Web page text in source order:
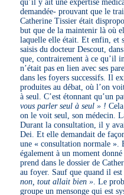
demandée- prouvant que le
Catherine Tissier était
but que de la maintenir là où
laquelle elle était. Et enfin, et
saisis du docteur Descout,
que, contrairement à ce qu’il
n’était pas en lien avec ses
dans les foyers successifs. Il
produites au débat, où l’on
à seul. C’est étonnant qu’un
vous parler seul à seul » !
on le voit seul, son médecin.
Durant la consultation, il y
Dei. Et elle demandait de
une « consultation normale ».
également à un moment
prend dans le dossier de
au foyer. Sauf que quand il
non, tout allait bien » . Le
groupe un mensonge qui est